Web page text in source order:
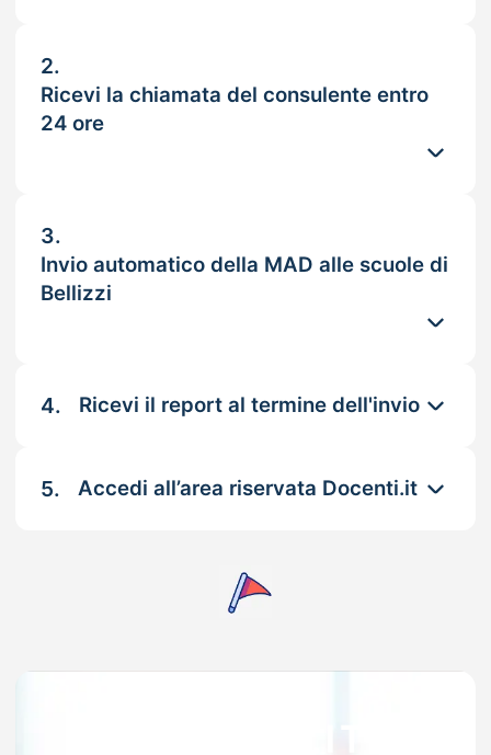
2.
Ricevi la chiamata del consulente entro
24 ore
3.
Invio automatico della MAD alle scuole di
Bellizzi
4. Ricevi il report al termine dell'invio
5. Accedi all’area riservata Docenti.it